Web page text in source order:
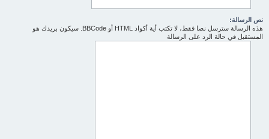
نص الرسالة:
هذه الرسالة سترسل نصا فقط، لا تكتب أية أكواد HTML أو BBCode. سيكون بريدك هو
المستقبل في حالة الرد على الرسالة